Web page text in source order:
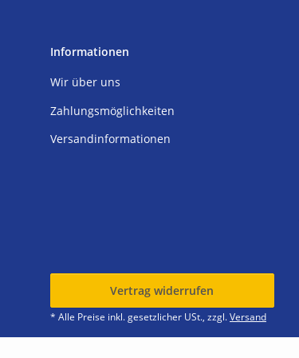
Informationen
Wir über uns
Zahlungsmöglichkeiten
Versandinformationen
Vertrag widerrufen
* Alle Preise inkl. gesetzlicher USt., zzgl.Versand